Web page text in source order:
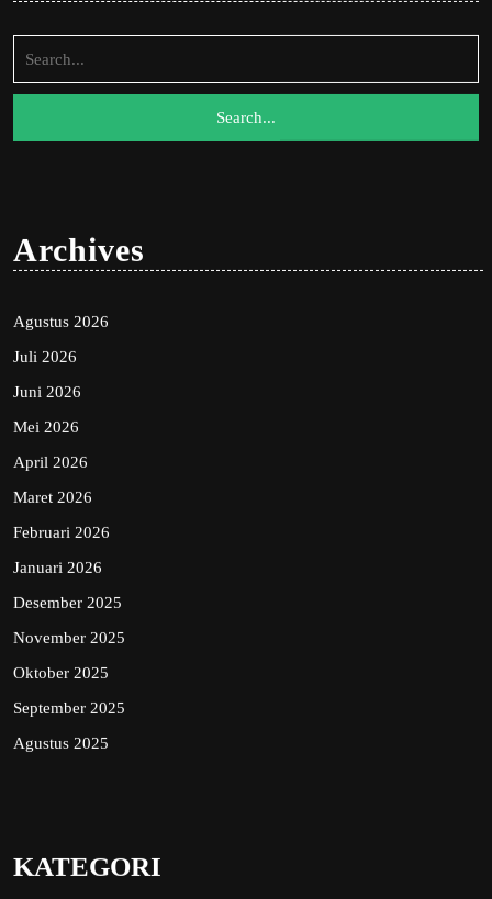
for:
Archives
Agustus 2026
Juli 2026
Juni 2026
Mei 2026
April 2026
Maret 2026
Februari 2026
Januari 2026
Desember 2025
November 2025
Oktober 2025
September 2025
Agustus 2025
KATEGORI